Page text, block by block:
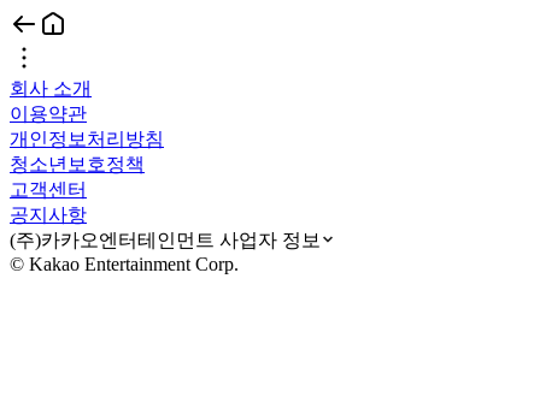
회사 소개
이용약관
개인정보처리방침
청소년보호정책
고객센터
공지사항
(주)카카오엔터테인먼트 사업자 정보
© Kakao Entertainment Corp.